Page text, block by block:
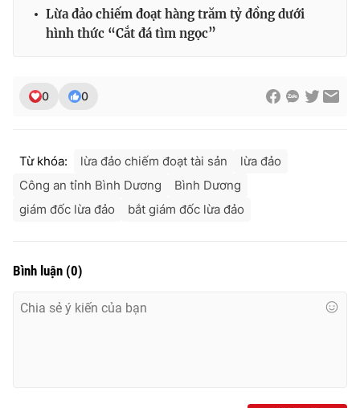
Lừa đảo chiếm đoạt hàng trăm tỷ đồng dưới
hình thức “Cắt đá tìm ngọc”
0 0
Từ khóa: lừa đảo chiếm đoạt tài sản
lừa đảo
Công an tỉnh Bình Dương
Bình Dương
giám đốc lừa đảo
bắt giám đốc lừa đảo
Bình luận (0)